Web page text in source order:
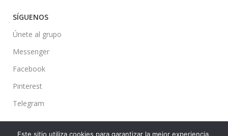
SÍGUENOS
Únete al grupo
Messenger
Facebook
Pinterest
Telegram
Este sitio utiliza cookies para garantizar la mejor experiencia,